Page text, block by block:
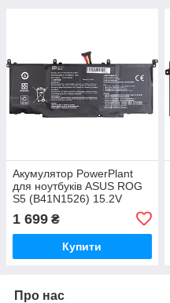
Акумулятор PowerPlant
для ноутбуків ASUS ROG
S5 (B41N1526) 15.2V
1 699 ₴
Купити
Про нас